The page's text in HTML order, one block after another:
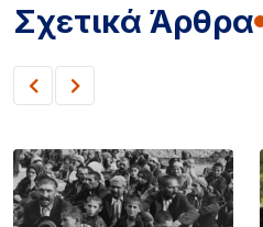
Σχετικά Άρθρα